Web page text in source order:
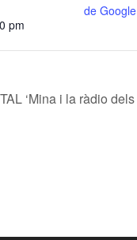
pm
de Google
‘Mina i la ràdio dels